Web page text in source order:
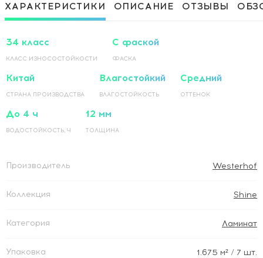
покрытия на основание по прямой
Приклеивание ламинированного
ХАРАКТЕРИСТИКИ ОПИСАНИЕ ОТЗЫВЫ
34 класс
КЛАСС ИЗНОСОСТОЙКОСТИ
С фаской
ФАСКА
Китай
СТРАНА ПРОИЗВОДСТВА
Влагостойкий
ВЛАГОСТОЙКОСТЬ
Средний
ОТТЕНОК
До 4 ч
ВОДОСТОЙКОСТЬ, Ч
12 мм
ТОЛЩИНА
Производитель Westerhof
Коллекция Shine
Категория Ламинат
Упаковка 1.675 м² / 7 шт.